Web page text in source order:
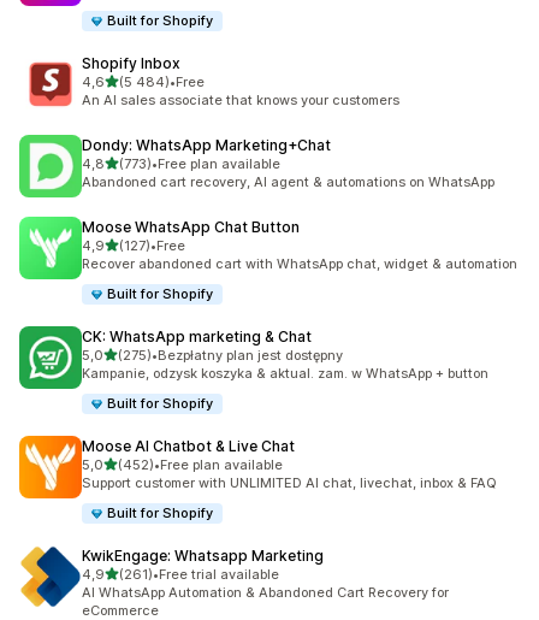
Built for Shopify
Shopify Inbox
4,6na 5 gwiazdek
(5 484)
Łączna liczba recenzji: 5484
•Free
An AI sales associate that knows your customers
Dondy: WhatsApp Marketing+Chat
4,8na 5 gwiazdek
(773)
Łączna liczba recenzji: 773
•Free plan available
Abandoned cart recovery, AI agent & automations on WhatsApp
Moose WhatsApp Chat Button
4,9na 5 gwiazdek
(127)
Łączna liczba recenzji: 127
•Free
Recover abandoned cart with WhatsApp chat, widget & automation
Built for Shopify
CK: WhatsApp marketing & Chat
5,0na 5 gwiazdek
(275)
Łączna liczba recenzji: 275
•Bezpłatny plan jest dostępny
Kampanie, odzysk koszyka & aktual. zam. w WhatsApp + button
Built for Shopify
Moose AI Chatbot & Live Chat
5,0na 5 gwiazdek
(452)
Łączna liczba recenzji: 452
•Free plan available
Support customer with UNLIMITED AI chat, livechat, inbox & FAQ
Built for Shopify
KwikEngage: Whatsapp Marketing
4,9na 5 gwiazdek
(261)
Łączna liczba recenzji: 261
•Free trial available
AI WhatsApp Automation & Abandoned Cart Recovery for
eCommerce